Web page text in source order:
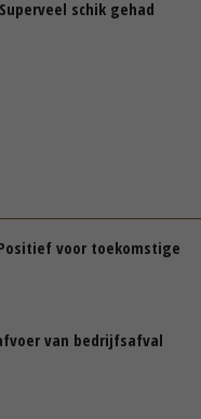
schik gehad
voor toekomstige
van bedrijfsafval